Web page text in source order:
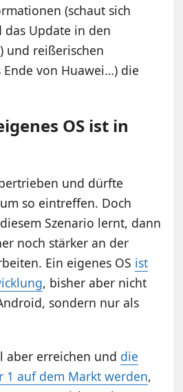
(schaut sich
Update in den
und reißerischen
Ende von Huawei…) die
OS ist in
und dürfte
so eintreffen. Doch
Szenario lernt, dann
noch stärker an der
Ein eigenes OS ist
, bisher aber nicht
sondern nur als
aber erreichen und die
1 auf dem Markt werden,